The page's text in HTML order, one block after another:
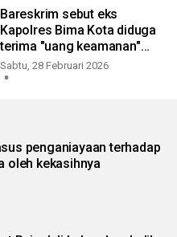
Bareskrim sebut eks
Kapolres Bima Kota diduga
terima "uang keamanan"
dari bandar Koko Erwin
Sabtu, 28 Februari 2026
penganiayaan terhadap
oleh kekasihnya